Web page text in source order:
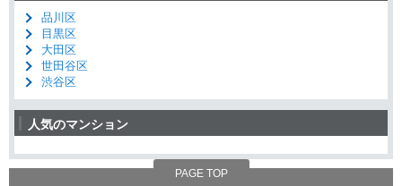
品川区
目黒区
大田区
世田谷区
渋谷区
人気のマンション
PAGE TOP